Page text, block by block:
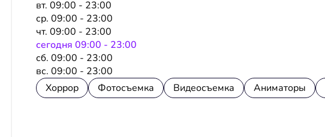
вт. 09:00 - 23:00
ср. 09:00 - 23:00
чт. 09:00 - 23:00
сeгодня 09:00 - 23:00
сб. 09:00 - 23:00
вс. 09:00 - 23:00
Хоррор Фотосъемка Видеосъемка Аниматоры